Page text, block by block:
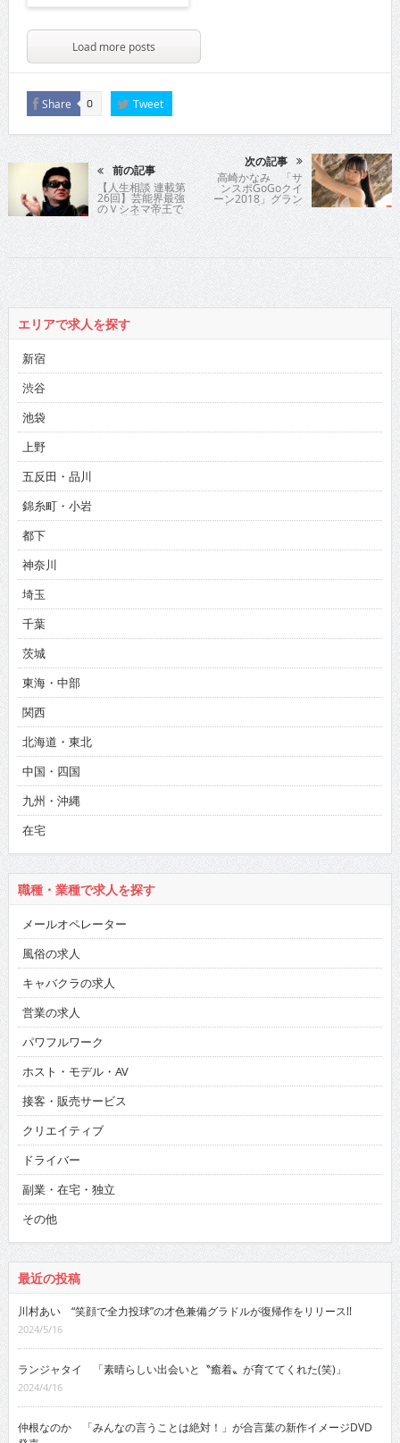
Load more posts
Share 0 Tweet
前の記事
【人生相談 連載第
26回】芸能界最強
のＶシネマ帝王で
ある俳優の小沢仁
志氏が時に優し
く、時に厳しく歯
南！
次の記事
高崎かなみ 「サ
ンスポGoGoクイ
ーン2018」グラン
プリ！ブレイク必
至なグラビア界
の“超新星”がDVD
デビュー
エリアで求人を探す
新宿
渋谷
池袋
上野
五反田・品川
錦糸町・小岩
都下
神奈川
埼玉
千葉
茨城
東海・中部
関西
北海道・東北
中国・四国
九州・沖縄
在宅
職種・業種で求人を探す
メールオペレーター
風俗の求人
キャバクラの求人
営業の求人
パワフルワーク
ホスト・モデル・AV
接客・販売サービス
クリエイティブ
ドライバー
副業・在宅・独立
その他
最近の投稿
川村あい “笑顔で全力投球”の才色兼備グラドルが復帰作をリリース!!
2024/5/16
ランジャタイ 「素晴らしい出会いと〝癒着〟が育ててくれた(笑)」
2024/4/16
仲根なのか 「みんなの言うことは絶対！」が合言葉の新作イメージDVD